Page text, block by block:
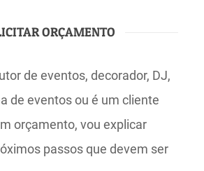
ORÇAMENTO
de eventos, decorador, DJ,
de eventos ou é um cliente
orçamento, vou explicar
passos que devem ser